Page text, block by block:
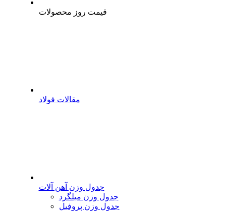
قیمت روز محصولات
مقالات فولاد
جدول وزن آهن آلات
جدول وزن میلگرد
جدول وزن پروفیل